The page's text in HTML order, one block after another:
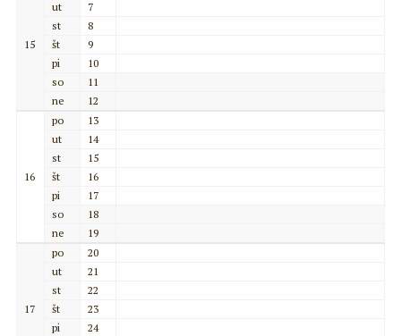
15
ut
7
st
8
št
9
pi
10
so
11
ne
12
16
po
13
ut
14
st
15
št
16
pi
17
so
18
ne
19
17
po
20
ut
21
st
22
št
23
pi
24